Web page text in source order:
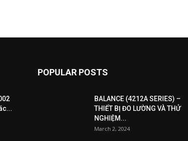
POPULAR POSTS
BALANCE (4212A SERIES) –
THIẾT BỊ ĐO LƯỜNG VÀ THỬ
NGHIỆM...
March 2, 2024